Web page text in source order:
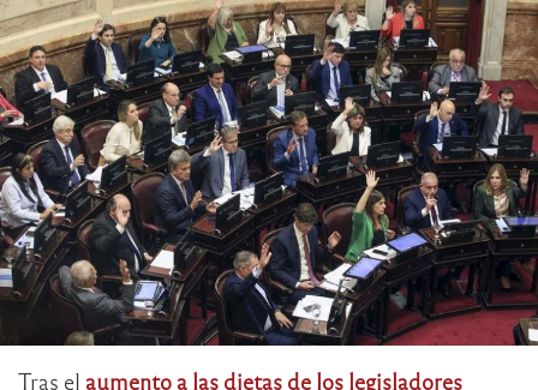
Tras el aumento a las dietas de los legisladores